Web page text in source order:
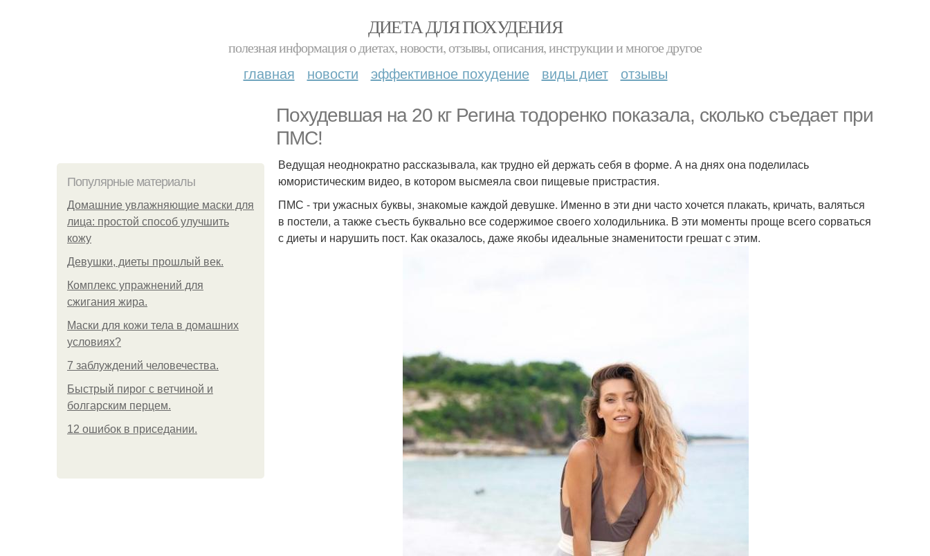
ДИЕТА ДЛЯ ПОХУДЕНИЯ
полезная информация о диетах, новости, отзывы, описания, инструкции и многое другое
главная новости эффективное похудение виды диет отзывы
Похудевшая на 20 кг Регина тодоренко показала, сколько съедает при
ПМС!
Популярные материалы
Домашние увлажняющие маски для
лица: простой способ улучшить
кожу
Девушки, диеты прошлый век.
Комплекс упражнений для
сжигания жира.
Маски для кожи тела в домашних
условиях?
7 заблуждений человечества.
Быстрый пирог с ветчиной и
болгарским перцем.
12 ошибок в приседании.
Ведущая неоднократно рассказывала, как трудно ей держать себя в форме. А на днях она поделилась
юмористическим видео, в котором высмеяла свои пищевые пристрастия.
ПМС - три ужасных буквы, знакомые каждой девушке. Именно в эти дни часто хочется плакать, кричать, валяться
в постели, а также съесть буквально все содержимое своего холодильника. В эти моменты проще всего сорваться
с диеты и нарушить пост. Как оказалось, даже якобы идеальные знаменитости грешат с этим.